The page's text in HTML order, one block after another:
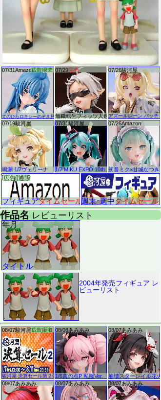
2004年発売フィギュア レ
ビューリスト